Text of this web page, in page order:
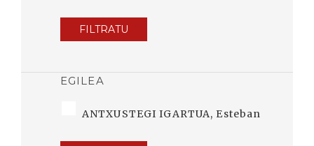
FILTRATU
EGILEA
ANTXUSTEGI IGARTUA, Esteban